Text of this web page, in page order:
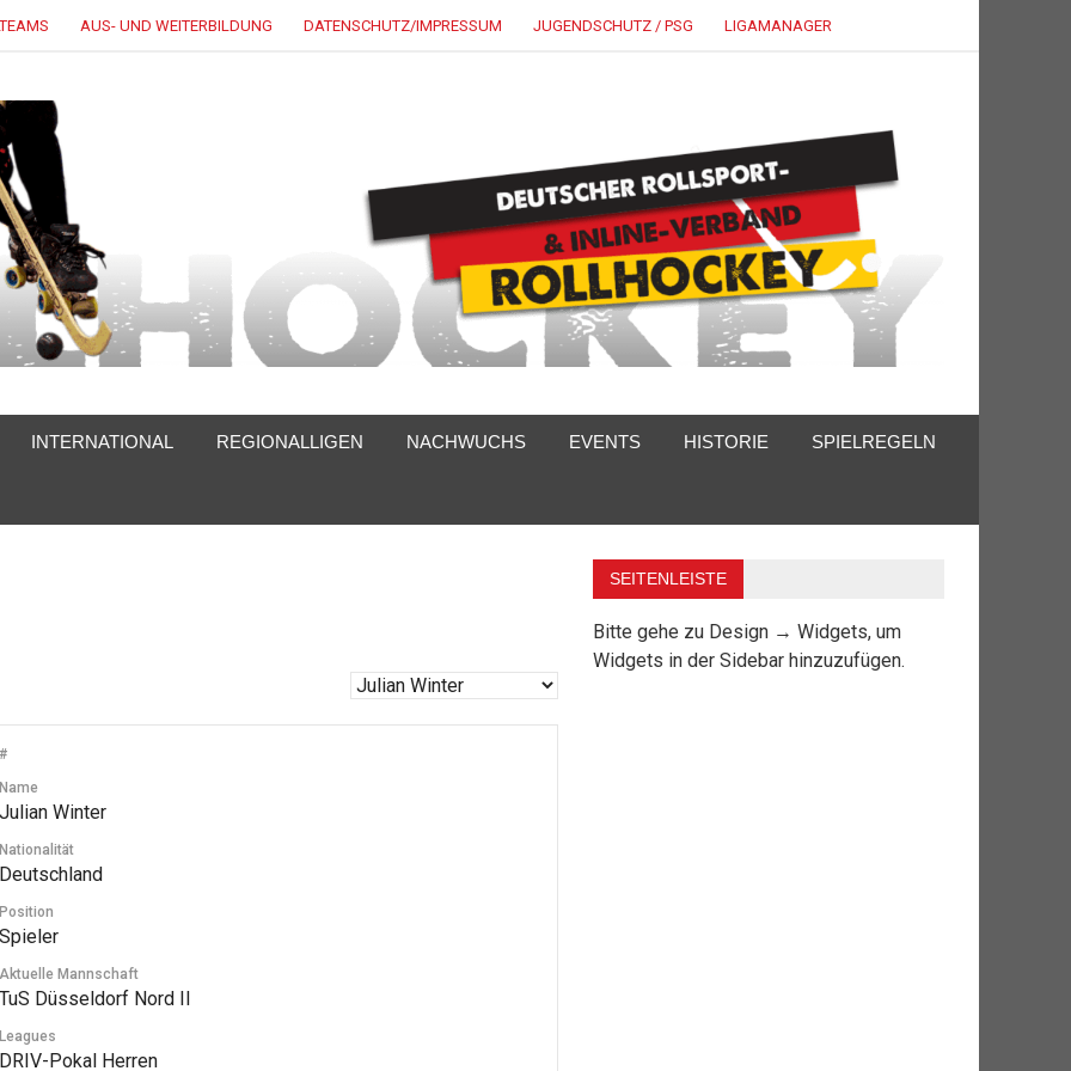
AUS- UND WEITERBILDUNG DATENSCHUTZ/IMPRESSUM JUGENDSCHUTZ / PSG LIGAMANAGER
INTERNATIONAL REGIONALLIGEN NACHWUCHS EVENTS HISTORIE SPIELREGELN
#
Name
Julian Winter
Nationalität
Deutschland
Position
Spieler
Aktuelle Mannschaft
TuS Düsseldorf Nord II
Leagues
DRIV-Pokal Herren
SEITENLEISTE
Bitte gehe zu Design → Widgets, um
Widgets in der Sidebar hinzuzufügen.